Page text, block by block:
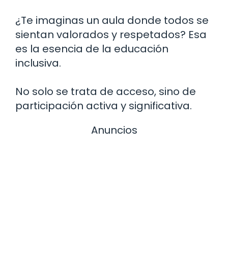
¿Te imaginas un aula donde todos se
sientan valorados y respetados? Esa
es la esencia de la educación
inclusiva.
No solo se trata de acceso, sino de
participación activa y significativa.
Anuncios